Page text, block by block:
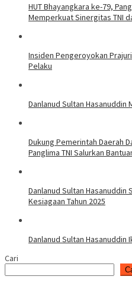
HUT Bhayangkara ke-79,
Memperkuat Sinergitas TNI
Insiden Pengeroyokan
Pelaku
Danlanud Sultan Hasanuddin
Dukung Pemerintah Daerah
Panglima TNI Salurkan
Danlanud Sultan Hasanuddin
Kesiagaan Tahun 2025
Danlanud Sultan Hasanuddin
Cari